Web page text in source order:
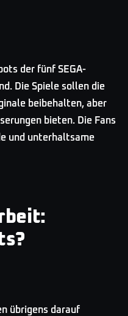
der fünf SEGA-
Die Spiele sollen die
beibehalten, aber
bieten. Die Fans
und unterhaltsame
übrigens darauf